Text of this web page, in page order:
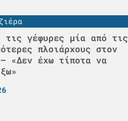
τις γέφυρες μία από τις
πλοιάρχους στον
«Δεν έχω τίποτα να